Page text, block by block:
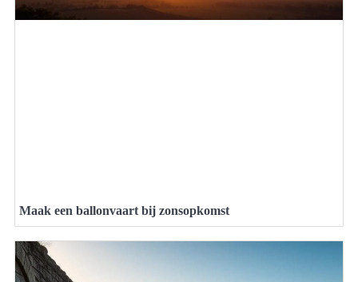
Maak een ballonvaart bij zonsopkomst